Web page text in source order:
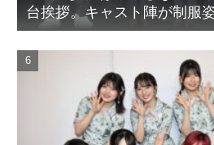
台挨拶。キャスト陣が制服